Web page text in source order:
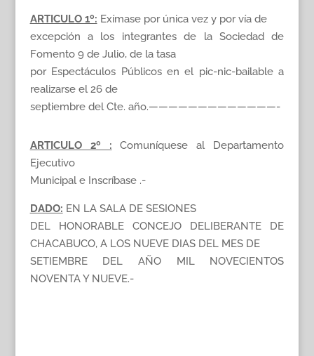
ARTICULO 1º: Exímase por única vez y por vía de
excepción a los integrantes de la Sociedad de
Fomento 9 de Julio, de la tasa
por Espectáculos Públicos en el pic-nic-bailable a
realizarse el 26 de
septiembre del Cte. año.—————————————-
ARTICULO 2º : Comuníquese al Departamento
Ejecutivo
Municipal e Inscríbase .-
DADO: EN LA SALA DE SESIONES
DEL HONORABLE CONCEJO DELIBERANTE DE
CHACABUCO, A LOS NUEVE DIAS DEL MES DE
SETIEMBRE DEL AÑO MIL NOVECIENTOS
NOVENTA Y NUEVE.-